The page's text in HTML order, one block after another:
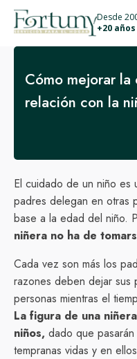
911 887 226
Desde
+20
Cómo mejorar
relación con la
El cuidado de un niño es
padres delegan en otras
base a la edad del niño.
niñera no ha de
Cada vez son más los
razones deben dejar sus
personas mientras el
La figura de una
niños, dado que
tempranas vidas y en ellos